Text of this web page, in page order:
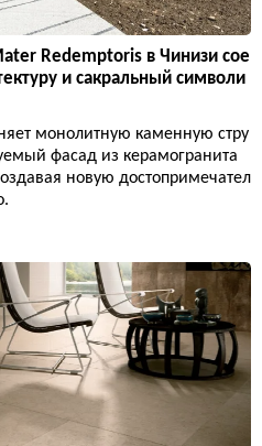
Redemptoris в Чинизи сое
и сакральный символи
монолитную каменную стру
фасад из керамогранита
новую достопримечател